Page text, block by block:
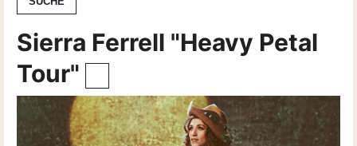
Sierra Ferrell "Heavy Petal
Tour"